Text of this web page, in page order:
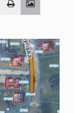
Firma
Kontakt